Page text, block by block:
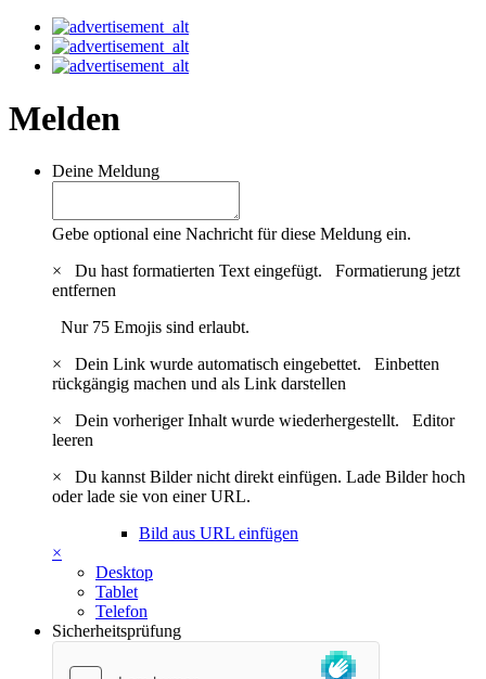
Melden
Deine Meldung
Gebe optional eine Nachricht für diese Meldung ein.
×
Du hast formatierten Text eingefügt. Formatierung jetzt
entfernen
Nur 75 Emojis sind erlaubt.
×
Dein Link wurde automatisch eingebettet. Einbetten
rückgängig machen und als Link darstellen
×
Dein vorheriger Inhalt wurde wiederhergestellt. Editor
leeren
×
Du kannst Bilder nicht direkt einfügen. Lade Bilder hoch
oder lade sie von einer URL.
Bild aus URL einfügen
×
Desktop
Tablet
Telefon
Sicherheitsprüfung